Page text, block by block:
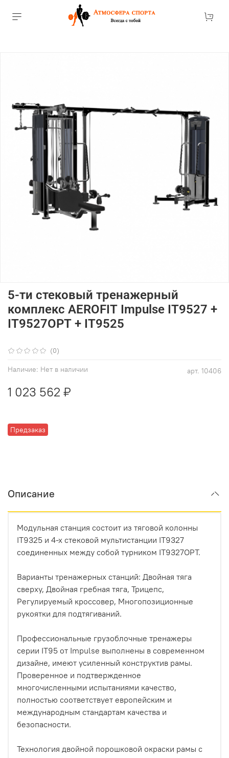
(0)
арт. 10406
Наличие: Нет в наличии
Предзаказ
5-ти стековый тренажерный
комплекс AEROFIT Impulse IT9527 +
IT9527OPT + IT9525
1 023 562 ₽
Описание
Модульная станция состоит из тяговой колонны
IT9325 и 4-х стековой мультистанции IT9327
соединенных между собой турником IT9327OPT.
Варианты тренажерных станций: Двойная тяга
сверху, Двойная гребная тяга, Трицепс,
Регулируемый кроссовер, Многопозиционные
рукоятки для подтягиваний.
Профессиональные грузоблочные тренажеры
серии IT95 от Impulse выполнены в современном
дизайне, имеют усиленный конструктив рамы.
Проверенное и подтвержденное
многочисленными испытаниями качество,
полностью соответствует европейским и
международным стандартам качества и
безопасности.
Технология двойной порошковой окраски рамы с